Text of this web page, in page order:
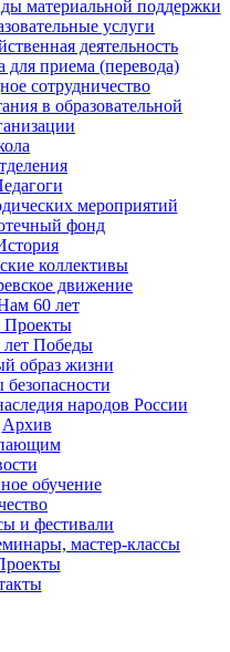
материальной поддержки
услуги
деятельность
для приема (перевода)
сотрудничество
в образовательной
мероприятий
фонд
коллективы
движение
60 лет
Победы
образ жизни
народов России
Архив
обучение
и фестивали
мастер-классы